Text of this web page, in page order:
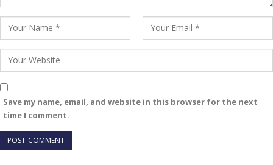
Save my name, email, and website in this browser for the next
time I comment.